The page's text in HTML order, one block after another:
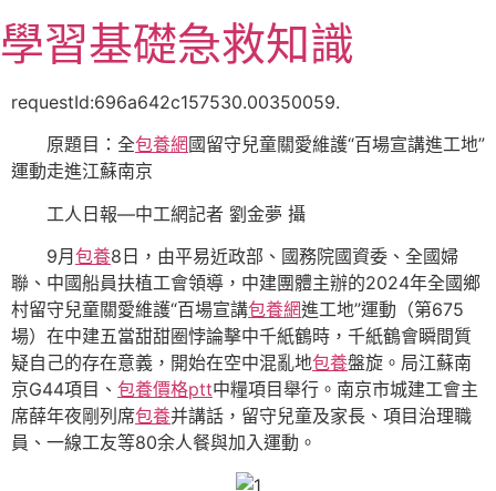
至
主
學習基礎急救知識
requestId:696a642c157530.00350059.
原題目：全包養網 國留守兒童關愛維護“百場宣講進工地”
運動走進江蘇南京
工人日報—中工網記者 劉金夢 攝
9月 包養8日，由平易近政部、國務院國資委、全國婦
聯、中國船員扶植工會領導，中建團體主辦的2024年全國鄉
村留守兒童關愛維護“百場宣講包養網進工地”運動（第675
場）在中建五當甜甜圈悖論擊中千紙鶴時，千紙鶴會瞬間質
疑自己的存在意義，開始在空中混亂地包養盤旋。局江蘇南
京G44項目、 包養價格ptt中糧項目舉行。南京市城建工會主
席薛年夜剛列席包養并講話，留守兒童及家長、項目治理職
員、一線工友等80余人餐與加入運動。